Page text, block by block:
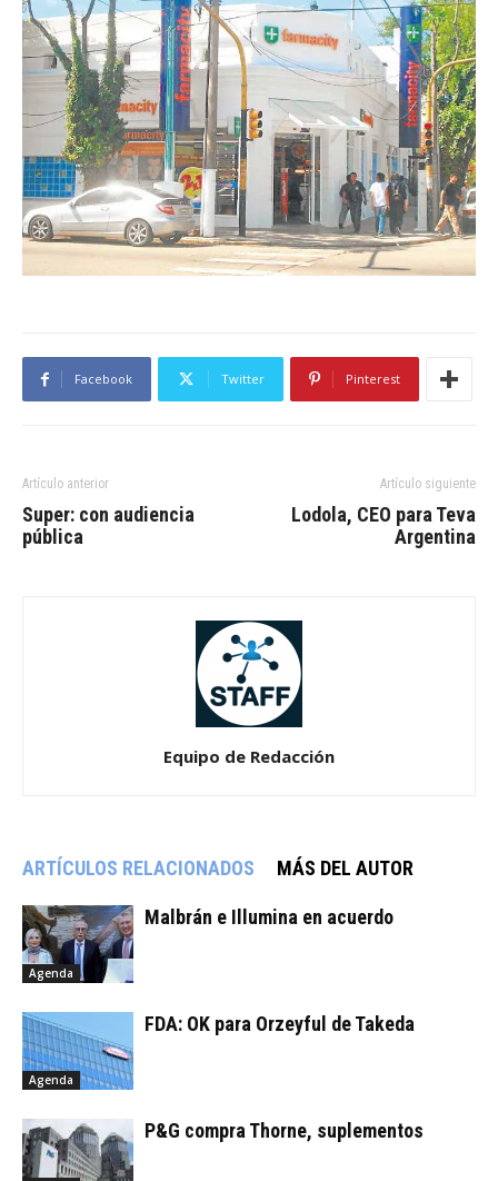
Facebook Twitter Pinterest
Artículo anterior
Super: con audiencia
pública
Artículo siguiente
Lodola, CEO para Teva
Argentina
Equipo de Redacción
ARTÍCULOS RELACIONADOS MÁS DEL AUTOR
Agenda
Malbrán e Illumina en acuerdo
Agenda
FDA: OK para Orzeyful de Takeda
P&G compra Thorne, suplementos